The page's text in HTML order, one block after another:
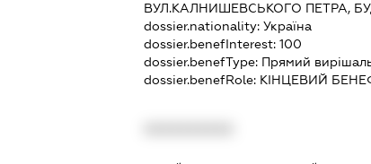
ВУЛ.КАЛНИШЕВСЬКОГО ПЕТРА,
dossier.nationality: Україна
dossier.benefInterest: 100
dossier.benefType: Прямий
dossier.benefRole: КІНЦЕВИЙ